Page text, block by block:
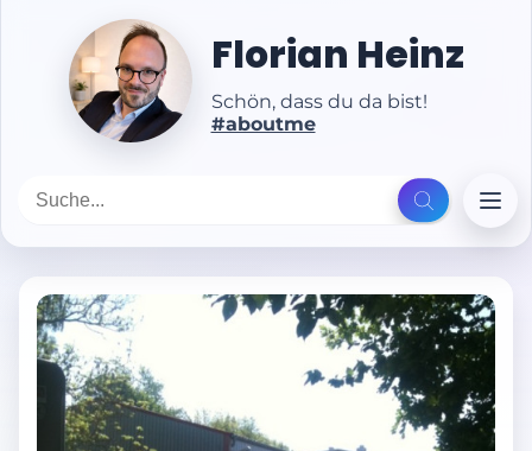
Florian Heinz
Schön, dass du da bist!
#aboutme